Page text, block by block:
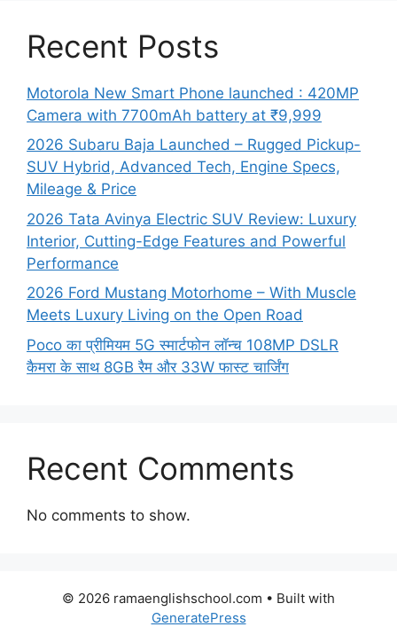
Recent Posts
Motorola New Smart Phone launched : 420MP
Camera with 7700mAh battery at ₹9,999
2026 Subaru Baja Launched – Rugged Pickup-
SUV Hybrid, Advanced Tech, Engine Specs,
Mileage & Price
2026 Tata Avinya Electric SUV Review: Luxury
Interior, Cutting-Edge Features and Powerful
Performance
2026 Ford Mustang Motorhome – With Muscle
Meets Luxury Living on the Open Road
Poco का प्रीमियम 5G स्मार्टफोन लॉन्च 108MP DSLR
कैमरा के साथ 8GB रैम और 33W फास्ट चार्जिंग
Recent Comments
No comments to show.
© 2026 ramaenglishschool.com • Built with
GeneratePress